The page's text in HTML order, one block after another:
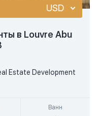
в Louvre Abu
Estate Development
Ванн
USD
USD
AED